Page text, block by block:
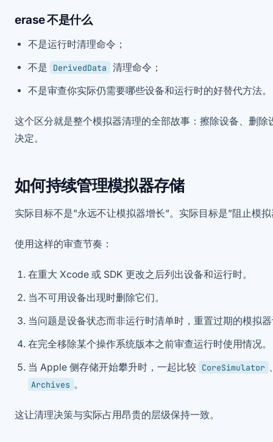
erase 不是什么
不是运行时清理命令；
不是
DerivedData
清理命令；
不是审查你实际仍需要哪些设备和运行时的好替代方法。
这个区分就是整个模拟器清理的全部故事：擦除设备、删
决定。
如何持续管理模拟器存储
实际目标不是”永远不让模拟器增长”。实际目标是”阻止模
使用这样的审查节奏：
在重大 Xcode 或 SDK 更改之后列出设备和运行时。
当不可用设备出现时删除它们。
当问题是设备状态而非运行时清单时，重置过期的模拟
在完全移除某个操作系统版本之前审查运行时使用情况。
当 Apple 侧存储开始攀升时，一起比较 CoreSimulator
Archives 。
这让清理决策与实际占用昂贵的层级保持一致。